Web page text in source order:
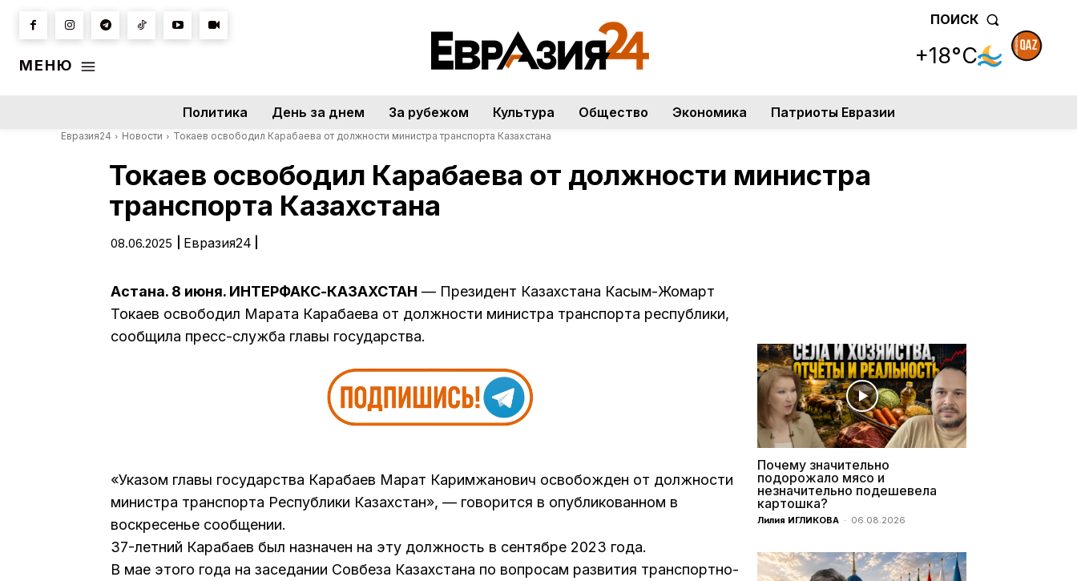
МЕНЮ
ПОИСК
+18°C
Политика День за днем За рубежом Культура Общество Экономика Патриоты Евразии
Евразия24 Новости Токаев освободил Карабаева от должности министра транспорта Казахстана
Токаев освободил Карабаева от должности министра
транспорта Казахстана
08.06.2025 Евразия24
Астана. 8 июня. ИНТЕРФАКС-КАЗАХСТАН — Президент Казахстана Касым-Жомарт
Токаев освободил Марата Карабаева от должности министра транспорта республики,
сообщила пресс-служба главы государства.
«Указом главы государства Карабаев Марат Каримжанович освобожден от должности
министра транспорта Республики Казахстан», — говорится в опубликованном в
воскресенье сообщении.
37-летний Карабаев был назначен на эту должность в сентябре 2023 года.
В мае этого года на заседании Совбеза Казахстана по вопросам развития транспортно-
Почему значительно
подорожало мясо и
незначительно подешевела
картошка?
Лилия ИГЛИКОВА - 06.08.2026